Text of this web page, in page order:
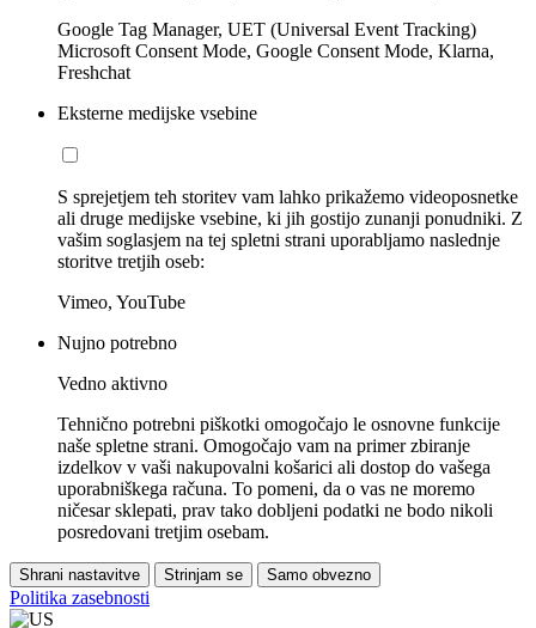
Google Tag Manager, UET (Universal Event Tracking)
Microsoft Consent Mode, Google Consent Mode, Klarna,
Freshchat
Eksterne medijske vsebine
S sprejetjem teh storitev vam lahko prikažemo videoposnetke
ali druge medijske vsebine, ki jih gostijo zunanji ponudniki. Z
vašim soglasjem na tej spletni strani uporabljamo naslednje
storitve tretjih oseb:
Vimeo, YouTube
Nujno potrebno
Vedno aktivno
Tehnično potrebni piškotki omogočajo le osnovne funkcije
naše spletne strani. Omogočajo vam na primer zbiranje
izdelkov v vaši nakupovalni košarici ali dostop do vašega
uporabniškega računa. To pomeni, da o vas ne moremo
ničesar sklepati, prav tako dobljeni podatki ne bodo nikoli
posredovani tretjim osebam.
Shrani nastavitve Strinjam se Samo obvezno
Politika zasebnosti